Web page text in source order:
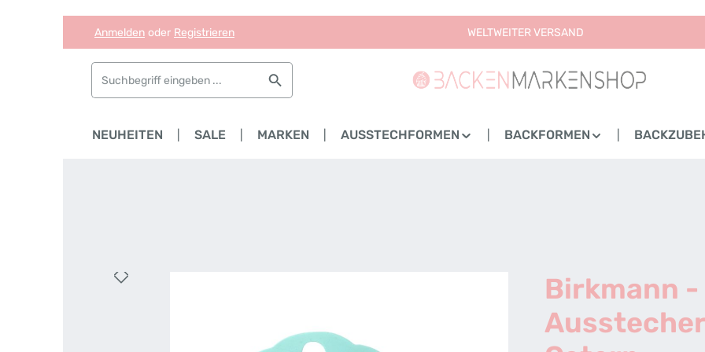
Zum Hauptinhalt springen
Zur Suche springen
Zur Hauptnavigation springen
Anmelden oder Registrieren WELTWEITER VERSAND
NEUHEITEN SALE MARKEN AUSSTECHFORMEN BACKFORMEN
Bildergalerie überspringen
Birkmann -
Ausstecher